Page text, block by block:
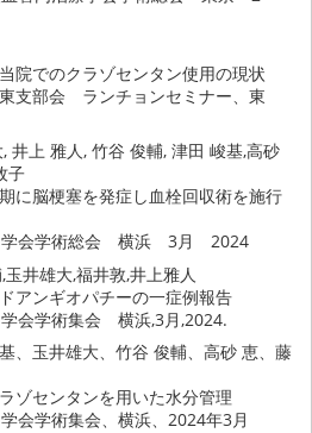
院でのクラゾセンタン使用の現状
支部会 ランチョンセミナー、東
井上 雅人, 竹谷 俊輔, 津田 峻基,高砂
子
に脳梗塞を発症し血栓回収術を施行
学会学術総会 横浜 3月 2024
井雄大,福井敦,井上雅人
アンギオパチーの一症例報告
会学術集会 横浜,3月,2024.
、玉井雄大、竹谷 俊輔、高砂 恵、藤
ゾセンタンを用いた水分管理
会学術集会、横浜、2024年3月